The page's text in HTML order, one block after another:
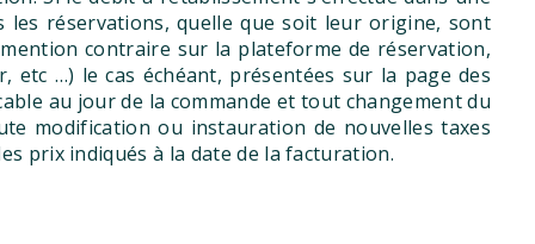
réservations, quelle que soit leur origine, sont
contraire sur la plateforme de réservation,
etc …) le cas échéant, présentées sur la page des
au jour de la commande et tout changement du
modification ou instauration de nouvelles taxes
prix indiqués à la date de la facturation.